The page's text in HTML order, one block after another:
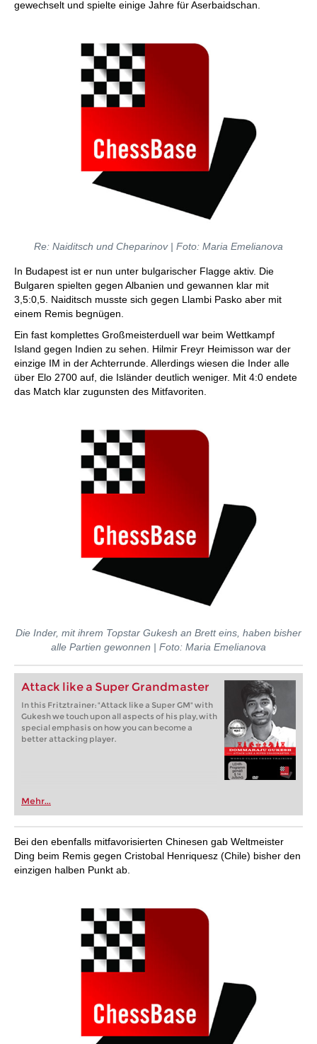
gewechselt und spielte einige Jahre für Aserbaidschan.
Re: Naiditsch und Cheparinov | Foto: Maria Emelianova
In Budapest ist er nun unter bulgarischer Flagge aktiv. Die
Bulgaren spielten gegen Albanien und gewannen klar mit
3,5:0,5. Naiditsch musste sich gegen Llambi Pasko aber mit
einem Remis begnügen.
Ein fast komplettes Großmeisterduell war beim Wettkampf
Island gegen Indien zu sehen. Hilmir Freyr Heimisson war der
einzige IM in der Achterrunde. Allerdings wiesen die Inder alle
über Elo 2700 auf, die Isländer deutlich weniger. Mit 4:0 endete
das Match klar zugunsten des Mitfavoriten.
Die Inder, mit ihrem Topstar Gukesh an Brett eins, haben bisher
alle Partien gewonnen | Foto: Maria Emelianova
Attack like a Super Grandmaster
In this Fritztrainer: "Attack like a Super GM" with
Gukesh we touch upon all aspects of his play, with
special emphasis on how you can become a
better attacking player.
Mehr...
Bei den ebenfalls mitfavorisierten Chinesen gab Weltmeister
Ding beim Remis gegen Cristobal Henriquesz (Chile) bisher den
einzigen halben Punkt ab.